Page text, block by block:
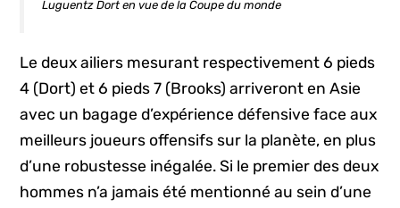
Luguentz Dort en vue de la Coupe du monde
Le deux ailiers mesurant respectivement 6 pieds
4 (Dort) et 6 pieds 7 (Brooks) arriveront en Asie
avec un bagage d’expérience défensive face aux
meilleurs joueurs offensifs sur la planète, en plus
d’une robustesse inégalée. Si le premier des deux
hommes n’a jamais été mentionné au sein d’une